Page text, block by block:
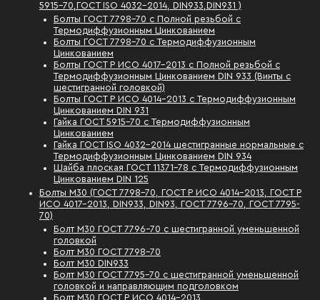
5915-70,ГОСТ ISO 4032-2014, DIN933,DIN931 )
Болты ГОСТ 7798-70 с Полной резьбой с
Термодиффузионным Цинкованием
Болты ГОСТ 7798-70 с Термодиффузионным
Цинкованием
Болты ГОСТ Р ИСО 4017-2013 с Полной резьбой с
Термодиффузионным Цинкованием DIN 933 (Винты с
шестигранной головкой)
Болты ГОСТ Р ИСО 4014-2013 с Термодиффузионным
Цинкованием DIN 931
Гайка ГОСТ 5915-70 с Термодиффузионным
Цинкованием
Гайка ГОСТ ISO 4032-2014 шестигранные нормальные с
Термодиффузионным Цинкованием DIN 934
Шайба плоская ГОСТ 11371-78 с Термодиффузионным
Цинкованием DIN 125
Болты М30 (ГОСТ 7798-70, ГОСТ Р ИСО 4014-2013, ГОСТ Р
ИСО 4017-2013, DIN933, DIN93, ГОСТ 7796-70, ГОСТ 7795-
70)
Болт М30 ГОСТ 7796-70 с шестигранной уменьшенной
головкой
Болт М30 ГОСТ 7798-70
Болт М30 DIN933
Болт М30 ГОСТ 7795-70 с шестигранной уменьшенной
головкой и направляющим подголовком
Болт М30 ГОСТ Р ИСО 4014-2013